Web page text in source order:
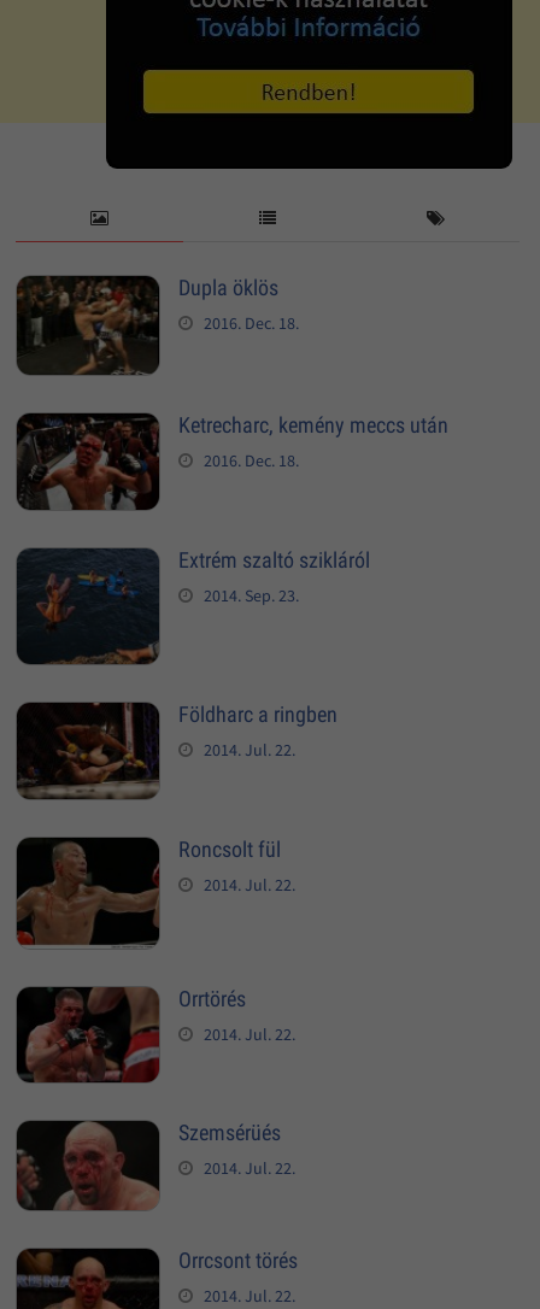
Dupla öklös
2016. Dec. 18.
Ketrecharc, kemény meccs után
2016. Dec. 18.
Extrém szaltó szikláról
2014. Sep. 23.
Földharc a ringben
2014. Jul. 22.
Roncsolt fül
2014. Jul. 22.
Orrtörés
2014. Jul. 22.
Szemsérüés
2014. Jul. 22.
Orrcsont törés
2014. Jul. 22.